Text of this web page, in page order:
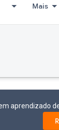
Mais
aprendizado